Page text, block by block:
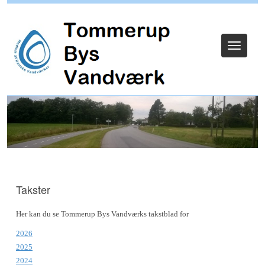
Toggle
Takster
Her kan du se Tommerup Bys Vandværks takstblad for
2026
2025
2024